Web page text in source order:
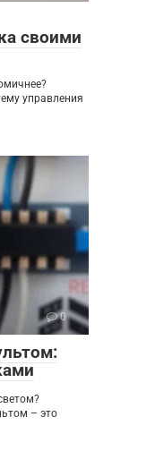
своими
управления
0
– это